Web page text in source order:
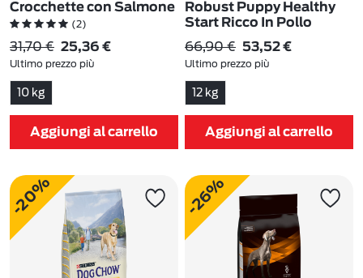
Crocchette con Salmone
(2)
31,70 € 25,36 €
Ultimo prezzo più
basso: 31,70 €
10 kg
Aggiungi al carrello
Robust Puppy Healthy
Start Ricco In Pollo
(3)
66,90 € 53,52 €
Ultimo prezzo più
basso: 66,90 €
12 kg
Aggiungi al carrello
-20% -26%